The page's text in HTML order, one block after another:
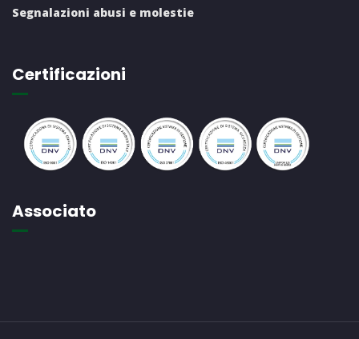
Segnalazioni abusi e molestie
Certificazioni
Associato